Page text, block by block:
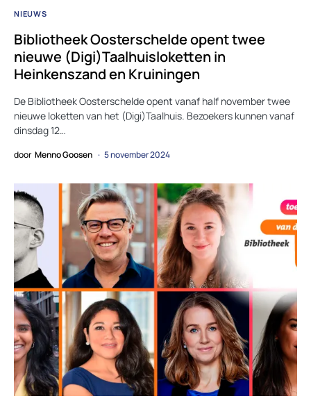
NIEUWS
Bibliotheek Oosterschelde opent twee
nieuwe (Digi)Taalhuisloketten in
Heinkenszand en Kruiningen
De Bibliotheek Oosterschelde opent vanaf half november twee
nieuwe loketten van het (Digi)Taalhuis. Bezoekers kunnen vanaf
dinsdag 12…
door Menno Goosen 5 november 2024